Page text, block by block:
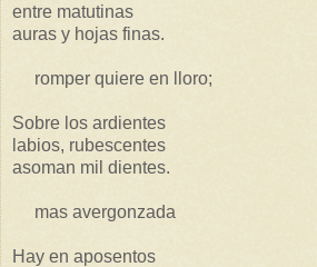
entre matutinas
auras y hojas finas.
romper quiere en lloro;
Sobre los ardientes
labios, rubescentes
asoman mil dientes.
mas avergonzada
Hay en aposentos